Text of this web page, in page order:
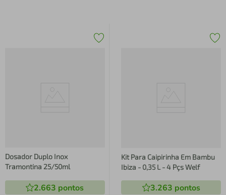
Dosador Duplo Inox
Tramontina 25/50ml
2.663 pontos
Kit Para Caipirinha Em Bambu
Ibiza - 0,35 L - 4 Pçs Welf
3.263 pontos